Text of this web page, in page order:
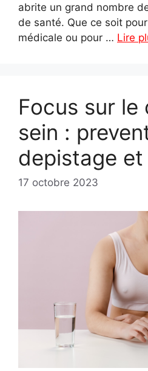
abrite un grand nombre
de santé. Que ce soit
médicale ou pour … Lire
Focus sur le
sein :
depistage
17 octobre 2023